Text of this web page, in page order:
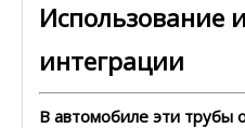
Использование
интеграции
В автомобиле эти трубы